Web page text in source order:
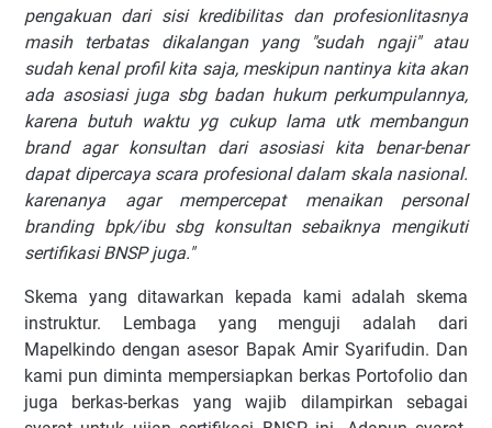
pengakuan dari sisi kredibilitas dan profesionlitasnya
masih terbatas dikalangan yang "sudah ngaji" atau
sudah kenal profil kita saja, meskipun nantinya kita akan
ada asosiasi juga sbg badan hukum perkumpulannya,
karena butuh waktu yg cukup lama utk membangun
brand agar konsultan dari asosiasi kita benar-benar
dapat dipercaya scara profesional dalam skala nasional.
karenanya agar mempercepat menaikan personal
branding bpk/ibu sbg konsultan sebaiknya mengikuti
sertifikasi BNSP juga."
Skema yang ditawarkan kepada kami adalah skema
instruktur. Lembaga yang menguji adalah dari
Mapelkindo dengan asesor Bapak Amir Syarifudin. Dan
kami pun diminta mempersiapkan berkas Portofolio dan
juga berkas-berkas yang wajib dilampirkan sebagai